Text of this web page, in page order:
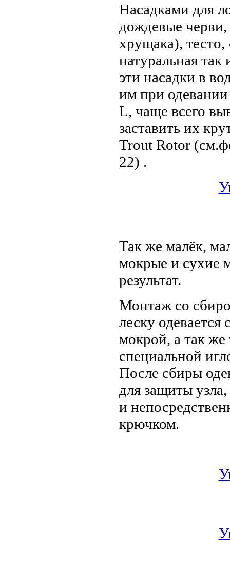
Насадками для
дождевые
хрущака),
натуральная
эти насадки в
им при
L, чаще всего
заставить их
Trout Rotor
22) .
Так же малёк,
мокрые и сухие
результат.
Монтаж со
леску
мокрой, а так же
специальной
После сбиры
для защиты
и
крючком.